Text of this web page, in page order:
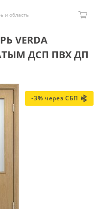
и область
VERDA
ДСП ПВХ ДП
-3% через СБП